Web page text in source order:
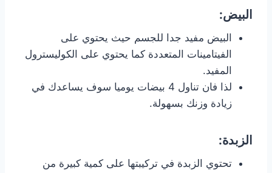
البيض:
البيض مفيد جدا للجسم حيث يحتوي على
الفيتامينات المتعددة كما يحتوي على الكوليسترول
المفيد.
لذا فان تناول 4 بيضات يوميا سوف يساعدك في
زيادة وزنك بسهولة.
الزبدة:
تحتوي الزبدة في تركيبتها على كمية كبيرة من